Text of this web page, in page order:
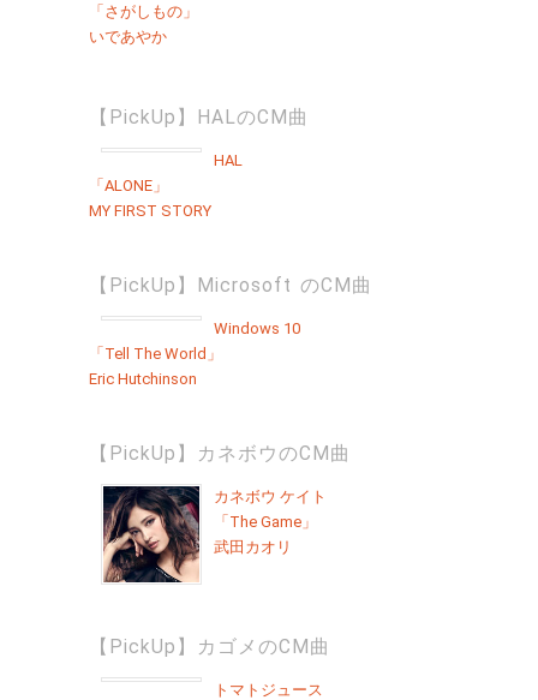
「さがしもの」
いであやか
【PickUp】HALのCM曲
HAL
「ALONE」
MY FIRST STORY
【PickUp】Microsoft のCM曲
Windows 10
「Tell The World」
Eric Hutchinson
【PickUp】カネボウのCM曲
カネボウ ケイト
「The Game」
武田カオリ
【PickUp】カゴメのCM曲
トマトジュース